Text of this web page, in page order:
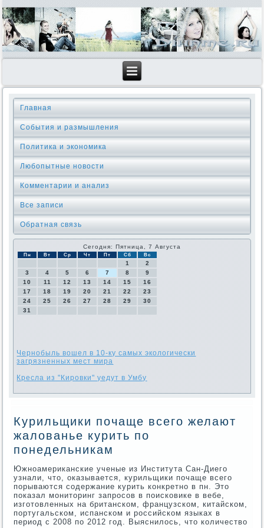
Главная
События и размышления
Политика и экономика
Любопытные новости
Комментарии и анализ
Все записи
Обратная связь
Сегодня: Пятница, 7 Августа
Пн Вт Ср Чт Пт Сб Вс
1
2
3
4 5 6 7 8
9
10
11 12 13 14 15
16
17
18 19 20 21 22
23
24
25 26 27 28 29
30
31
Чернобыль вошел в 10-ку самых экологически
загрязненных мест мира
Кресла из "Кировки" уедут в Умбу
Курильщики почаще всего желают
жалованье курить по
понедельникам
Южноамериканские ученые из Института Сан-Диего
узнали, что, оказывается, курильщики почаще всего
порываются содержание курить конкретно в пн. Это
показал мониторинг запросов в поисковике в вебе,
изготовленных на британском, французском, китайском,
португальском, испанском и российском языках в
период с 2008 по 2012 год. Выяснилось, что количество